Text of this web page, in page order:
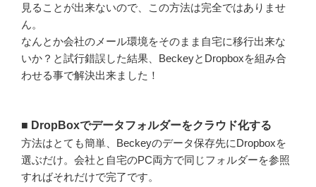
見ることが出来ないので、この方法は完全ではありませ
ん。
なんとか会社のメール環境をそのまま自宅に移行出来な
いか？と試行錯誤した結果、BeckeyとDropboxを組み合
わせる事で解決出来ました！
■ DropBoxでデータフォルダーをクラウド化する
方法はとても簡単、Beckeyのデータ保存先にDropboxを
選ぶだけ。会社と自宅のPC両方で同じフォルダーを参照
すればそれだけで完了です。